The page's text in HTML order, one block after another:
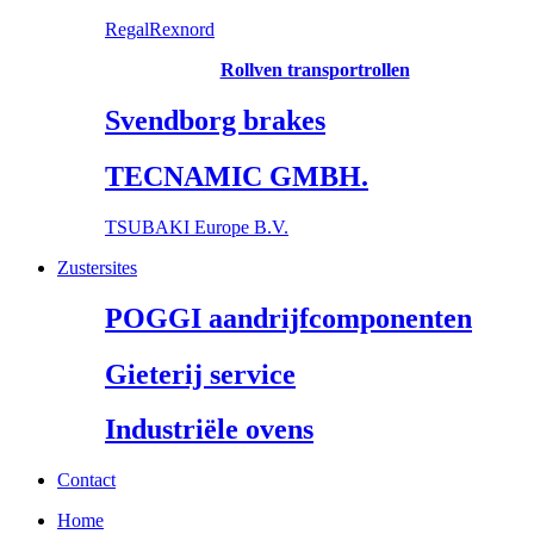
RegalRexnord
Rollven transportrollen
Svendborg brakes
TECNAMIC GMBH.
TSUBAKI Europe B.V.
Zustersites
POGGI aandrijfcomponenten
Gieterij service
Industriële ovens
Contact
Home